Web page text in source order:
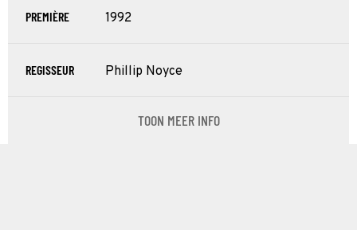
PREMIÈRE 1992
REGISSEUR Phillip Noyce
TOON MEER INFO